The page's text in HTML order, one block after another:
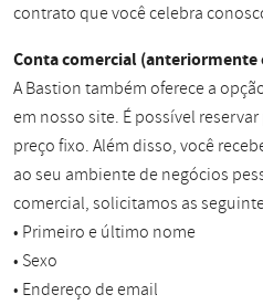
contrato que você celebra
Conta comercial (anteriormente
A Bastion também oferece a
em nosso site. É possível
preço fixo. Além disso, você
ao seu ambiente de negócios
comercial, solicitamos as
• Primeiro e último nome
• Sexo
• Endereço de email